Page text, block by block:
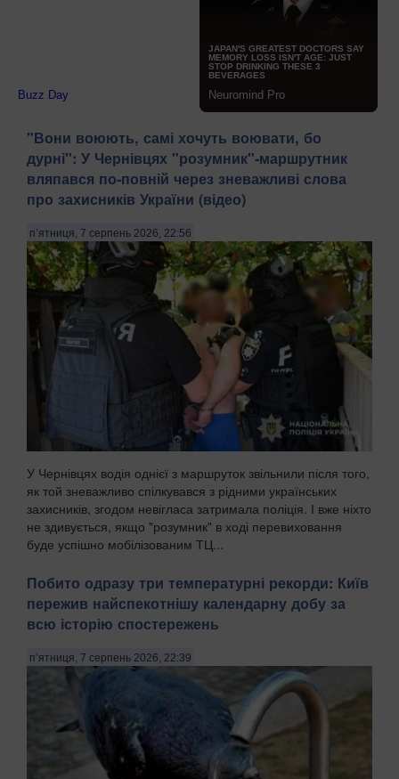
​"Вони воюють, самі хочуть воювати, бо
дурні": У Чернівцях "розумник"-маршрутник
вляпався по-повній через зневажливі слова
про захисників України (відео)
п’ятниця, 7 серпень 2026, 22:56
У Чернівцях водія однієї з маршруток звільнили після того,
як той зневажливо спілкувався з рідними українських
захисників, згодом невігласа затримала поліція. І вже ніхто
не здивується, якщо "розумник" в ході перевиховання
буде успішно мобілізованим ТЦ...
Побито одразу три температурні рекорди: Київ
пережив найспекотнішу календарну добу за
всю історію спостережень
п’ятниця, 7 серпень 2026, 22:39